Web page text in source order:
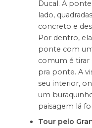
Ducal. A
lado,
concreto e
Por dentro,
ponte com
comum é tirar
pra ponte. A
seu interior,
um
paisagem lá
Tour pelo